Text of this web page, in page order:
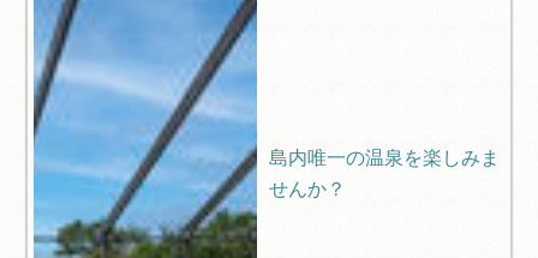
島内唯一の温泉を楽しみま
せんか？